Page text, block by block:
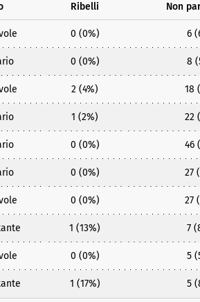
Ribelli Non
0 (0%) 6
0 (0%) 8
2 (4%) 18
1 (2%) 22
0 (0%) 46
0 (0%) 27
0 (0%) 27
1 (13%) 7
0 (0%) 5
1 (17%) 5